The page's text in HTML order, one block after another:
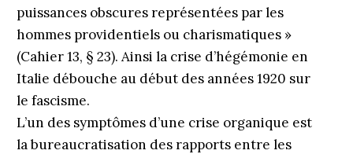
puissances obscures représentées par les
hommes providentiels ou charismatiques »
(Cahier 13, § 23). Ainsi la crise d’hégémonie en
Italie débouche au début des années 1920 sur
le fascisme.
L’un des symptômes d’une crise organique est
la bureaucratisation des rapports entre les